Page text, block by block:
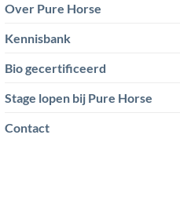
Over Pure Horse
Kennisbank
Bio gecertificeerd
Stage lopen bij Pure Horse
Contact